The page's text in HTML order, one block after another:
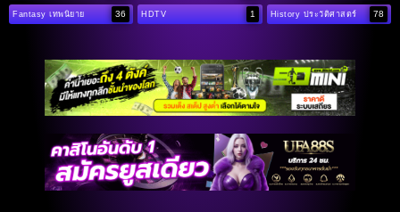
Fantasy เทพนิยาย 36 HDTV 1 History ประวัติศาสตร์ 78